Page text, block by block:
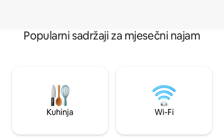
Popularni sadržaji za mjesečni najam
Kuhinja Wi-Fi